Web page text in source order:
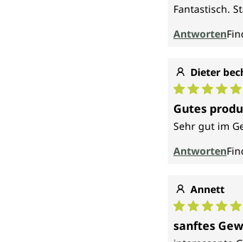
Fantastisch.
Antworten
Dieter
Gutes
Sehr gut im
Antworten
Annett
sanftes